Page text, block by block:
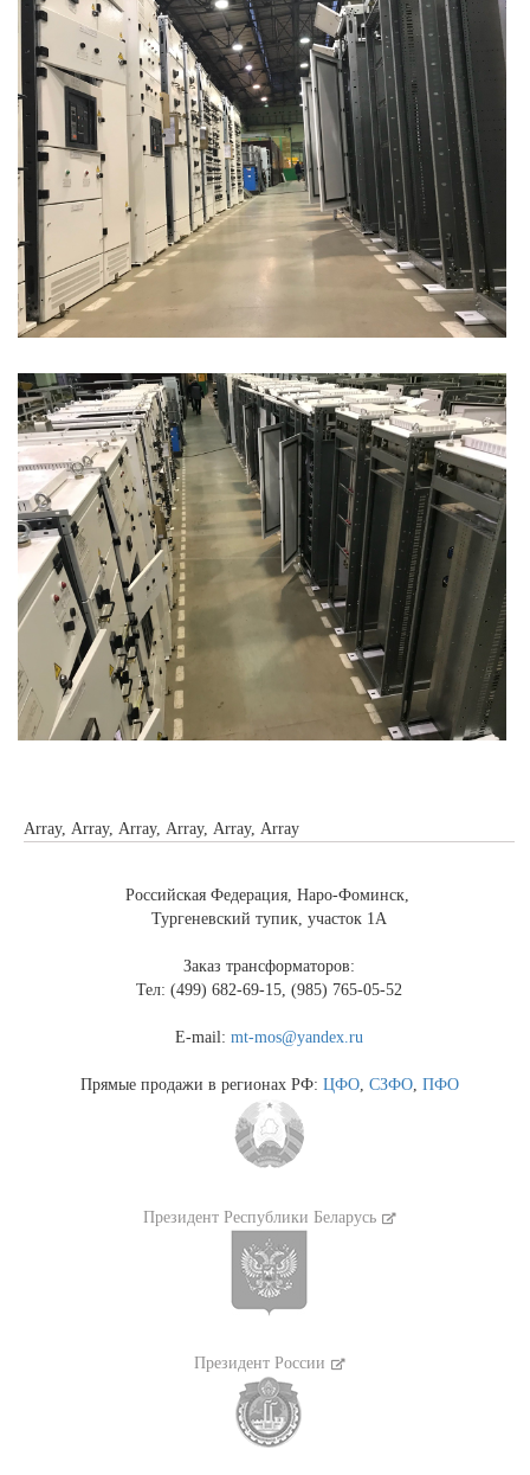
Array, Array, Array, Array, Array, Array
Российская Федерация, Наро-Фоминск,
Тургеневский тупик, участок 1А
Заказ трансформаторов:
Тел: (499) 682-69-15, (985) 765-05-52
E-mail:mt-mos@yandex.ru
Прямые продажи в регионах РФ: ЦФО, СЗФО, ПФО
Президент Республики Беларусь
Президент России